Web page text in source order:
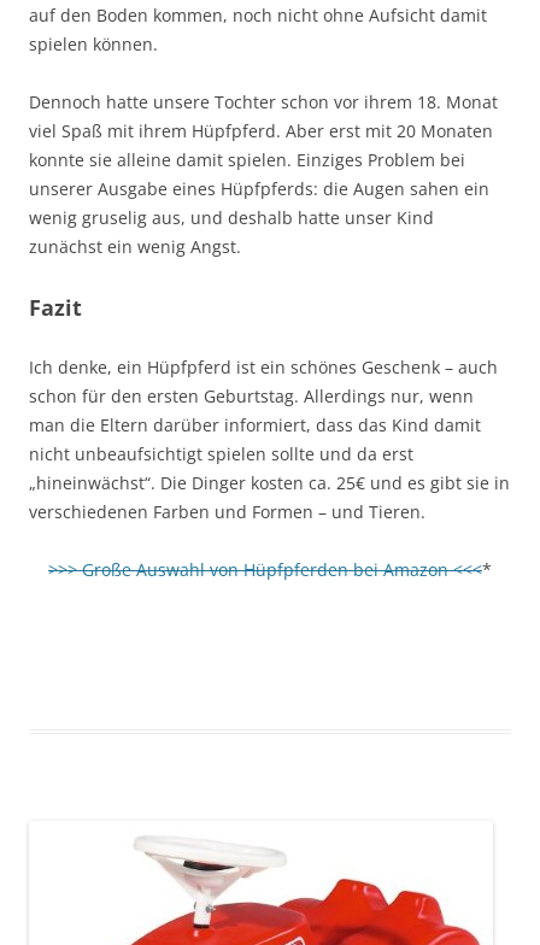
auf den Boden kommen, noch nicht ohne Aufsicht damit
spielen können.
Dennoch hatte unsere Tochter schon vor ihrem 18. Monat
viel Spaß mit ihrem Hüpfpferd. Aber erst mit 20 Monaten
konnte sie alleine damit spielen. Einziges Problem bei
unserer Ausgabe eines Hüpfpferds: die Augen sahen ein
wenig gruselig aus, und deshalb hatte unser Kind
zunächst ein wenig Angst.
Fazit
Ich denke, ein Hüpfpferd ist ein schönes Geschenk – auch
schon für den ersten Geburtstag. Allerdings nur, wenn
man die Eltern darüber informiert, dass das Kind damit
nicht unbeaufsichtigt spielen sollte und da erst
„hineinwächst“. Die Dinger kosten ca. 25€ und es gibt sie in
verschiedenen Farben und Formen – und Tieren.
>>> Große Auswahl von Hüpfpferden bei Amazon <<<*